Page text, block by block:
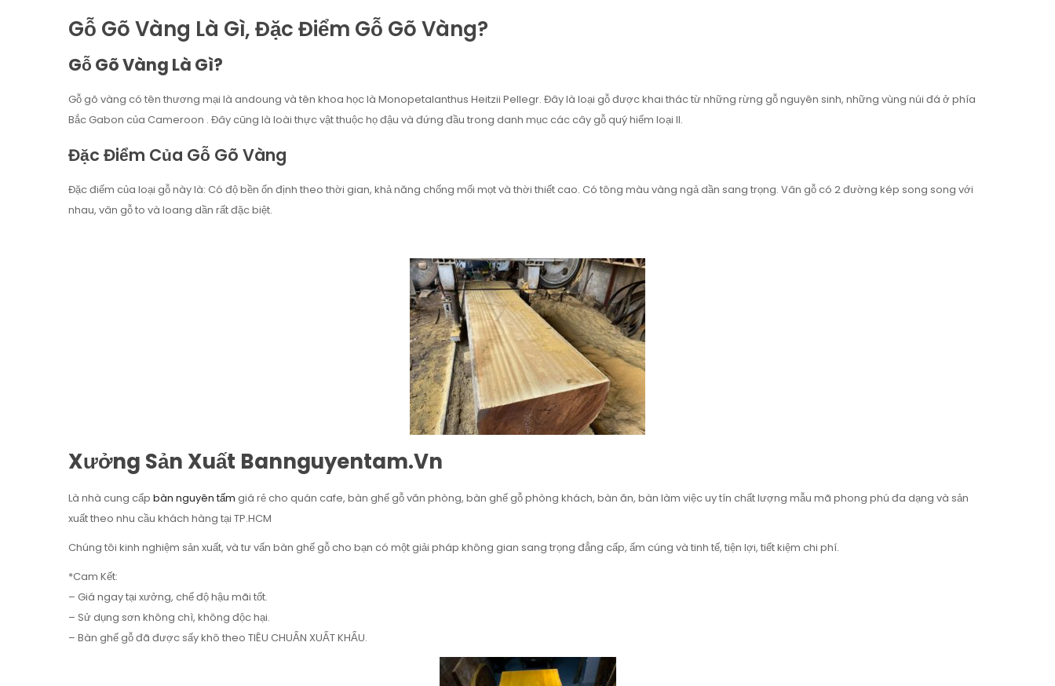
Gỗ Gõ Vàng Là Gì, Đặc Điểm Gỗ Gõ Vàng?
Gỗ Gõ Vàng Là Gì?
Gỗ gõ vàng có tên thương mại là andoung và tên khoa học là Monopetalanthus Heitzii Pellegr. Đây là loại gỗ được khai thác từ những rừng gỗ nguyên sinh, những vùng núi đá ở phía
Bắc Gabon của Cameroon . Đây cũng là loài thực vật thuộc họ đậu và đứng đầu trong danh mục các cây gỗ quý hiếm loại II.
Đặc Điểm Của Gỗ Gõ Vàng
Đặc điểm của loại gỗ này là: Có độ bền ổn định theo thời gian, khả năng chống mối mọt và thời thiết cao. Có tông màu vàng ngả dần sang trọng. Vân gỗ có 2 đường kép song song với
nhau, vân gỗ to và loang dần rất đặc biệt.
Xưởng Sản Xuất Bannguyentam.vn
Là nhà cung cấp bàn nguyên tấm giá rẻ cho quán cafe, bàn ghế gỗ văn phòng, bàn ghế gỗ phòng khách, bàn ăn, bàn làm việc uy tín chất lượng mẫu mã phong phú đa dạng và sản
xuất theo nhu cầu khách hàng tại TP.HCM
Chúng tôi kinh nghiệm sản xuất, và tư vấn bàn ghế gỗ cho bạn có một giải pháp không gian sang trọng đẳng cấp, ấm cúng và tinh tế, tiện lợi, tiết kiệm chi phí.
*Cam Kết:
– Giá ngay tại xưởng, chế độ hậu mãi tốt.
– Sử dụng sơn không chì, không độc hại.
– Bàn ghế gỗ đã được sấy khô theo TIÊU CHUẨN XUẤT KHẨU.